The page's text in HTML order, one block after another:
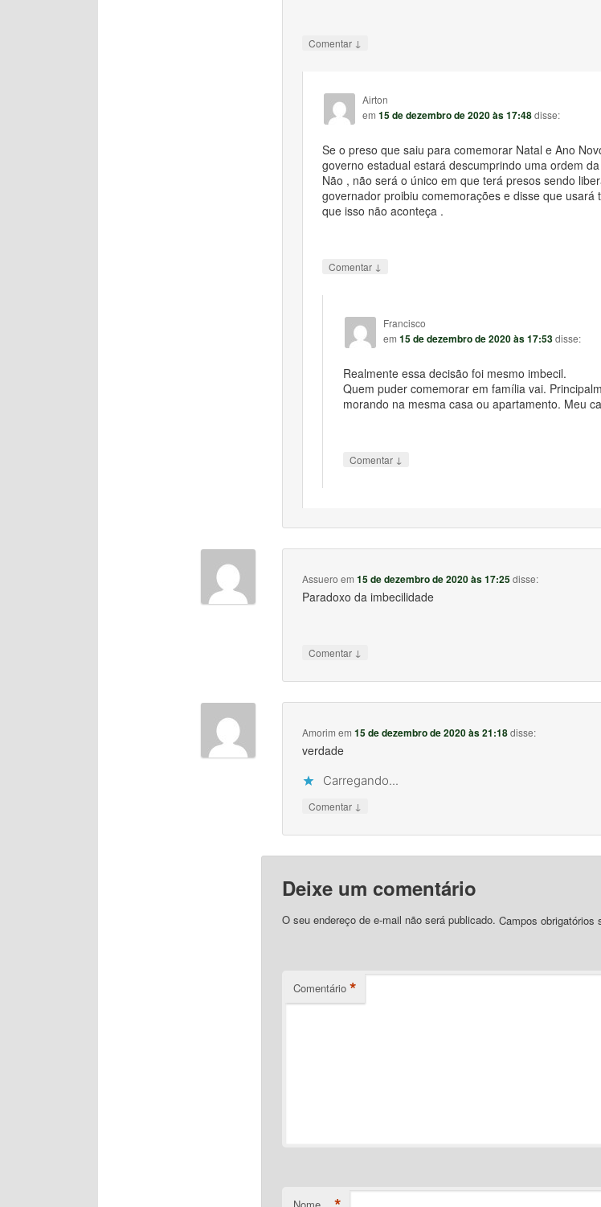
Comentar ↓
Airton
em15 de dezembro de 2020 às 17:48disse:
Se o preso que saiu para comemorar Natal e Ano
governo estadual estará descumprindo uma ordem
Não , não será o único em que terá presos sendo
governador proibiu comemorações e disse que usará
que isso não aconteça .
Comentar ↓
Francisco
em 15 de dezembro de 2020 às 17:53disse:
Realmente essa decisão foi mesmo imbecil.
Quem puder comemorar em família vai.
morando na mesma casa ou apartamento. Meu
Comentar ↓
Assuero em15 de dezembro de 2020 às 17:25disse:
Paradoxo da imbecilidade
Comentar ↓
Amorim em15 de dezembro de 2020 às 21:18disse:
verdade
Carregando...
Comentar ↓
Deixe um comentário
O seu endereço de e-mail não será publicado. Campos obrigatórios
Comentário *